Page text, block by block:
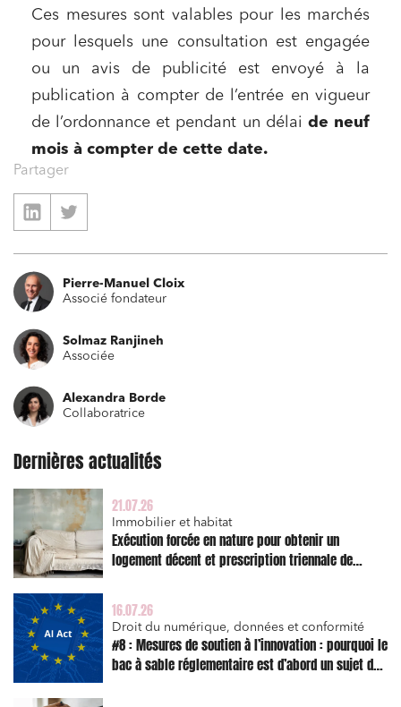
Ces mesures sont valables pour les marchés
pour lesquels une consultation est engagée
ou un avis de publicité est envoyé à la
publication à compter de l’entrée en vigueur
de l’ordonnance et pendant un délai de neuf
mois à compter de cette date.
Partager
Pierre-Manuel Cloix
Associé fondateur
Solmaz Ranjineh
Associée
Alexandra Borde
Collaboratrice
Dernières actualités
21.07.26
Immobilier et habitat
Exécution forcée en nature pour obtenir un
logement décent et prescription triennale de
16.07.26
Droit du numérique, données et conformité
#8 : Mesures de soutien à l’innovation : pourquoi le
bac à sable réglementaire est d’abord un sujet de
Relations commerciales et contrats
solidaire
Immobilier et habitat
Entreprises du numérique
Établissements financiers
Mobilité et transport
Droit du numérique, données et conformité
Relations sociales et droit du travail
Services publics et collectivités